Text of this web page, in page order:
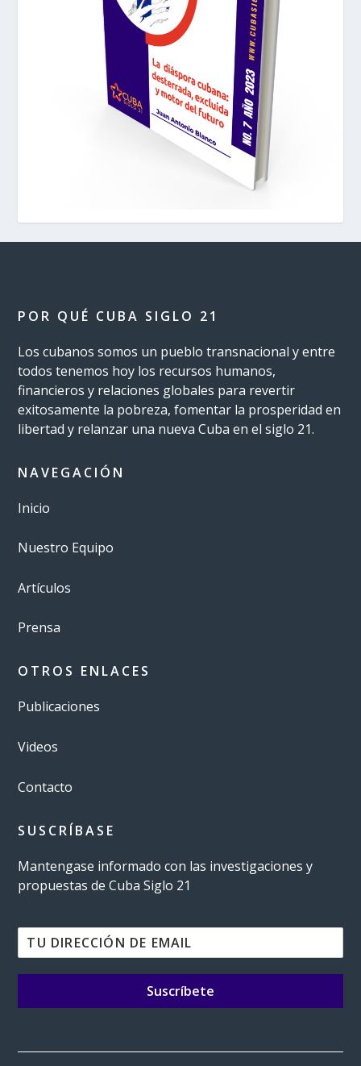
POR QUÉ CUBA SIGLO 21
Los cubanos somos un pueblo transnacional y entre
todos tenemos hoy los recursos humanos,
financieros y relaciones globales para revertir
exitosamente la pobreza, fomentar la prosperidad en
libertad y relanzar una nueva Cuba en el siglo 21.
NAVEGACIÓN
Inicio
Nuestro Equipo
Artículos
Prensa
OTROS ENLACES
Publicaciones
Videos
Contacto
SUSCRÍBASE
Mantengase informado con las investigaciones y
propuestas de Cuba Siglo 21
Suscríbete